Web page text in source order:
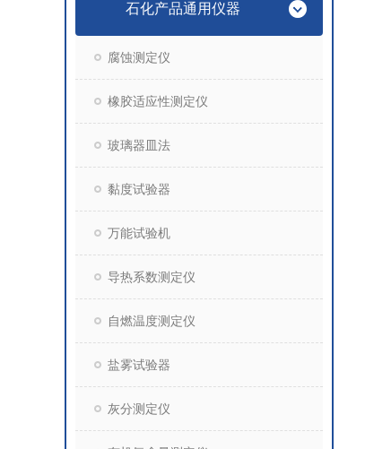
石化产品通用仪器
腐蚀测定仪
橡胶适应性测定仪
玻璃器皿法
黏度试验器
万能试验机
导热系数测定仪
自燃温度测定仪
盐雾试验器
灰分测定仪